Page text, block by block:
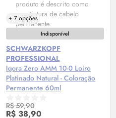
+ 7 opções
Indisponível
SCHWARZKOPF
PROFESSIONAL
Igora Zero AMM 10-0 Loiro
Platinado Natural - Coloração
Permanente 60ml
R$ 59,90
R$ 38,90